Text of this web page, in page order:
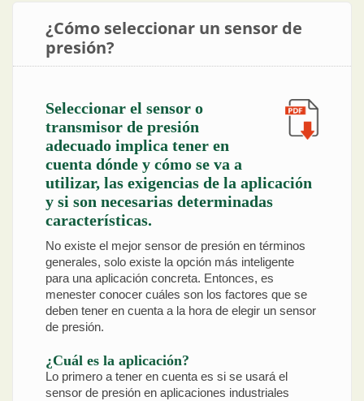
¿Cómo seleccionar un sensor de
presión?
Seleccionar el sensor o
transmisor de presión
adecuado implica tener en
cuenta dónde y cómo se va a
utilizar, las exigencias de la aplicación
y si son necesarias determinadas
características.
No existe el mejor sensor de presión en términos
generales, solo existe la opción más inteligente
para una aplicación concreta. Entonces, es
menester conocer cuáles son los factores que se
deben tener en cuenta a la hora de elegir un sensor
de presión.
¿Cuál es la aplicación?
Lo primero a tener en cuenta es si se usará el
sensor de presión en aplicaciones industriales